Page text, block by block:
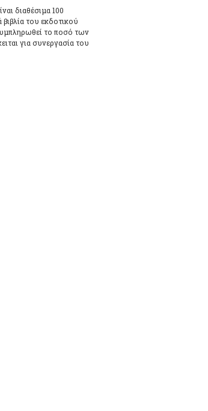
διαθέσιμα 100
του εκδοτικού
το ποσό των
για συνεργασία του